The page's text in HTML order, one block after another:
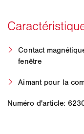
Contact
fenêtre
Aimant pour la
Numéro d'article: